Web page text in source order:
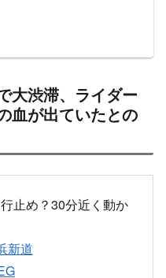
り線 川上ICの
い。#横浜新道#事故